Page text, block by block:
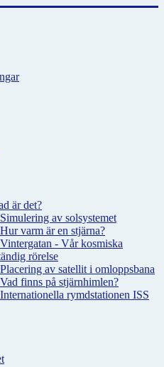
är det?
av solsystemet
varm är en stjärna?
- Vår kosmiska
rörelse
av satellit i omloppsbana
finns på stjärnhimlen?
rymdstationen ISS